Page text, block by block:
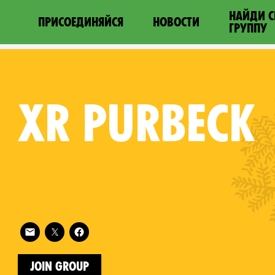
ПРИСОЕДИНЯЙСЯ НОВОСТИ
НАЙДИ
ГРУППУ
XR PURBECK
Follow XR Purbeck on
Join Group